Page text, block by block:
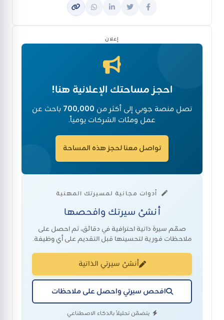
إعلان
احجز مساحتك الإعلانية هنا!
تصل منصة جوبي إلى أكثر من 700,000 باحث عن
عمل ومئات الشركات يومياً.
تواصل معنا لحجز هذه المساحة
أدوات مجانية لمسيرتك المهنية
أنشئ سيرتك وافحصها
صمّم سيرة ذاتية احترافية في دقائق، ثم احصل على
ملاحظات فورية لتحسينها قبل التقديم على أي وظيفة.
أنشئ سيرتي الذاتية
افحص سيرتي واحصل على ملاحظات
يتضمّن تحليلاً بالذكاء الاصطناعي